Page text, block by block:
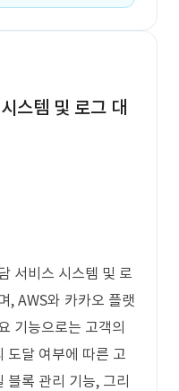
스템 및 로그 대
서비스 시스템 및 로
, AWS와 카카오 플랫
기능으로는 고객의
도달 여부에 따른 고
블록 관리 기능, 그리